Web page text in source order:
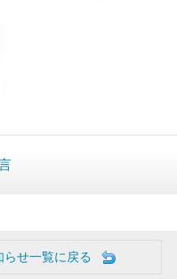
らせ一覧に戻る